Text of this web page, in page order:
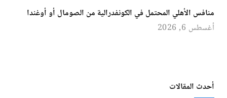
منافس الأهلي المحتمل في الكونفدرالية من الصومال أو أوغندا
أغسطس 6, 2026
أحدث المقالات